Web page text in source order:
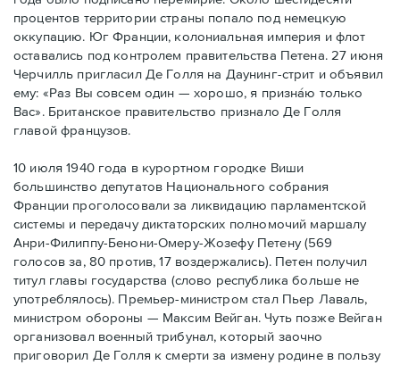
процентов территории страны попало под немецкую
оккупацию. Юг Франции, колониальная империя и флот
оставались под контролем правительства Петена. 27 июня
Черчилль пригласил Де Голля на Даунинг-стрит и объявил
ему: «Раз Вы совсем один — хорошо, я признáю только
Вас». Британское правительство признало Де Голля
главой французов.
10 июля 1940 года в курортном городке Виши
большинство депутатов Национального собрания
Франции проголосовали за ликвидацию парламентской
системы и передачу диктаторских полномочий маршалу
Анри-Филиппу-Бенони-Омеру-Жозефу Петену (569
голосов за, 80 против, 17 воздержались). Петен получил
титул главы государства (слово республика больше не
употреблялось). Премьер-министром стал Пьер Лаваль,
министром обороны — Максим Вейган. Чуть позже Вейган
организовал военный трибунал, который заочно
приговорил Де Голля к смерти за измену родине в пользу